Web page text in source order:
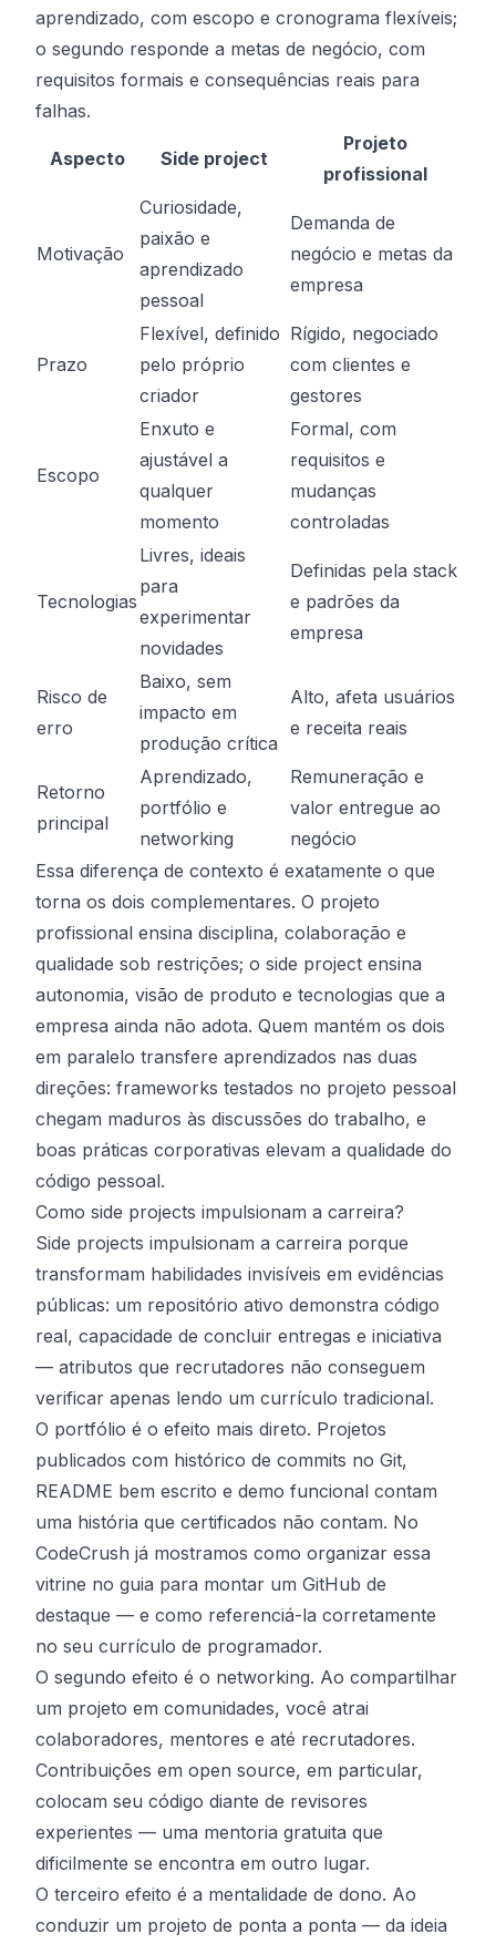
aprendizado, com escopo e cronograma flexíveis;
o segundo responde a metas de negócio, com
requisitos formais e consequências reais para
falhas.
Aspecto Side project
Projeto
profissional
Motivação
Curiosidade,
paixão e
aprendizado
pessoal
Demanda de
negócio e metas da
empresa
Prazo
Flexível, definido
pelo próprio
criador
Rígido, negociado
com clientes e
gestores
Escopo
Enxuto e
ajustável a
qualquer
momento
Formal, com
requisitos e
mudanças
controladas
Tecnologias
Livres, ideais
para
experimentar
novidades
Definidas pela stack
e padrões da
empresa
Risco de
erro
Baixo, sem
impacto em
produção crítica
Alto, afeta usuários
e receita reais
Retorno
principal
Aprendizado,
portfólio e
networking
Remuneração e
valor entregue ao
negócio
Essa diferença de contexto é exatamente o que
torna os dois complementares. O projeto
profissional ensina disciplina, colaboração e
qualidade sob restrições; o side project ensina
autonomia, visão de produto e tecnologias que a
empresa ainda não adota. Quem mantém os dois
em paralelo transfere aprendizados nas duas
direções: frameworks testados no projeto pessoal
chegam maduros às discussões do trabalho, e
boas práticas corporativas elevam a qualidade do
código pessoal.
Como side projects impulsionam a carreira?
Side projects impulsionam a carreira porque
transformam habilidades invisíveis em evidências
públicas: um repositório ativo demonstra código
real, capacidade de concluir entregas e iniciativa
— atributos que recrutadores não conseguem
verificar apenas lendo um currículo tradicional.
O portfólio é o efeito mais direto. Projetos
publicados com histórico de commits no Git,
README bem escrito e demo funcional contam
uma história que certificados não contam. No
CodeCrush já mostramos como organizar essa
vitrine no guia para montar um GitHub de
destaque — e como referenciá-la corretamente
no seu currículo de programador.
O segundo efeito é o networking. Ao compartilhar
um projeto em comunidades, você atrai
colaboradores, mentores e até recrutadores.
Contribuições em open source, em particular,
colocam seu código diante de revisores
experientes — uma mentoria gratuita que
dificilmente se encontra em outro lugar.
O terceiro efeito é a mentalidade de dono. Ao
conduzir um projeto de ponta a ponta — da ideia